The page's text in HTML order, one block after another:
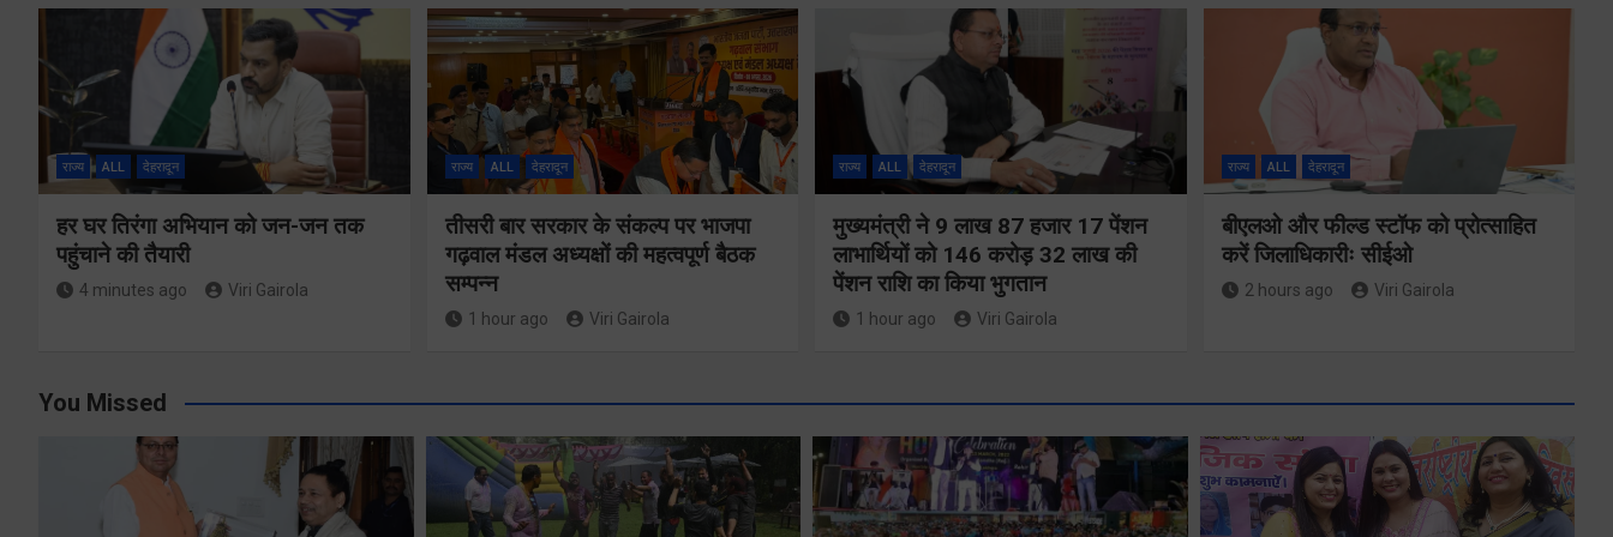
राज्य ALL देहरादून
हर घर तिरंगा अभियान को जन-जन तक
पहुंचाने की तैयारी
4 minutes ago Viri Gairola
राज्य ALL देहरादून
तीसरी बार सरकार के संकल्प पर भाजपा
गढ़वाल मंडल अध्यक्षों की महत्वपूर्ण बैठक
सम्पन्न
1 hour ago Viri Gairola
राज्य ALL देहरादून
मुख्यमंत्री ने 9 लाख 87 हजार 17 पेंशन
लाभार्थियों को 146 करोड़ 32 लाख की
पेंशन राशि का किया भुगतान
1 hour ago Viri Gairola
राज्य ALL देहरादून
बीएलओ और फील्ड स्टॉफ को प्रोत्साहित
करें जिलाधिकारीः सीईओ
2 hours ago Viri Gairola
You Missed